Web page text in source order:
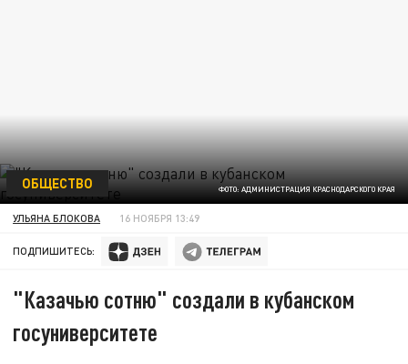
ФОТО: АДМИНИСТРАЦИЯ КРАСНОДАРСКОГО КРАЯ
ОБЩЕСТВО
УЛЬЯНА БЛОКОВА 16 НОЯБРЯ 13:49
ПОДПИШИТЕСЬ:
"Казачью сотню" создали в кубанском
госуниверситете